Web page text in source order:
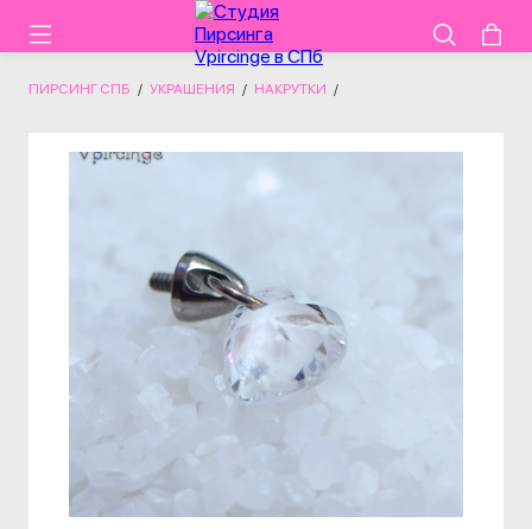
ПИРСИНГ СПБ / УКРАШЕНИЯ / НАКРУТКИ /